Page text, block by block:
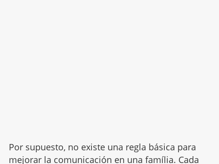
Por supuesto, no existe una regla básica para
mejorar la comunicación en una família. Cada